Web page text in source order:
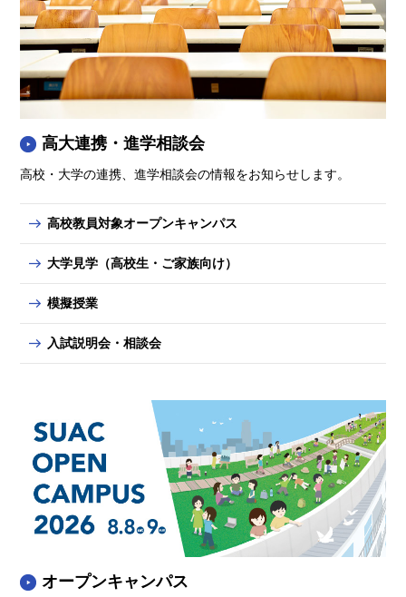
高大連携・進学相談会
高校・大学の連携、進学相談会の情報をお知らせします。
高校教員対象オープンキャンパス
大学見学（高校生・ご家族向け）
模擬授業
入試説明会・相談会
オープンキャンパス